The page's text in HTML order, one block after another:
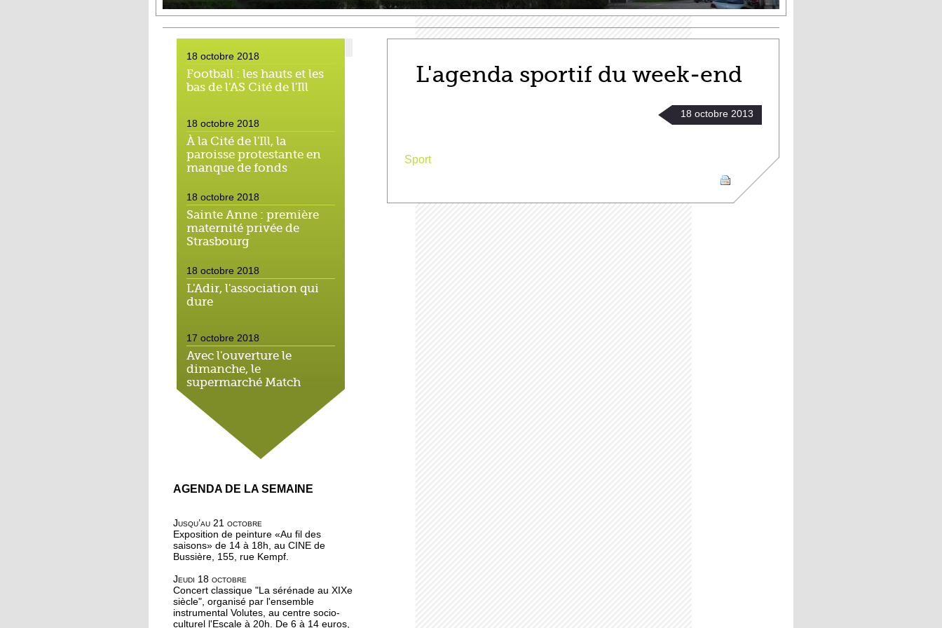
18 octobre 2018
Football : les hauts et les
bas de l'AS Cité de l'Ill
18 octobre 2018
À la Cité de l'Ill, la
paroisse protestante en
manque de fonds
18 octobre 2018
Sainte Anne : première
maternité privée de
Strasbourg
18 octobre 2018
L'Adir, l'association qui
dure
17 octobre 2018
Avec l'ouverture le
dimanche, le
supermarché Match
néglige le droit local
16 octobre 2018
On a testé pour vous : la
marche méditative dans
Au nord de la Robertsau,
on apprend à méditer
Bouffée d'oxygène aux
jardins partagés de la
Robertsau
AGENDA DE LA SEMAINE
Jusqu’au 21 octobre
Exposition de peinture «Au fil des
saisons» de 14 à 18h, au CINE de
Bussière, 155, rue Kempf.
Jeudi 18 octobre
Concert classique "La sérénade au XIXe
siècle", organisé par l'ensemble
instrumental Volutes, au centre socio-
culturel l'Escale à 20h. De 6 à 14 euros,
L'agenda sportif du week-end
18 octobre 2013
Sport